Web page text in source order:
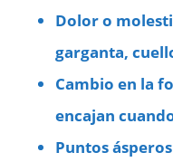
Dolor o
garganta,
Cambio en la
encajan
Puntos